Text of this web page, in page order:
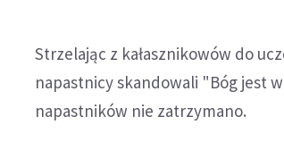
Strzelając z kałasznikowów do
napastnicy skandowali "Bóg jest
napastników nie zatrzymano.